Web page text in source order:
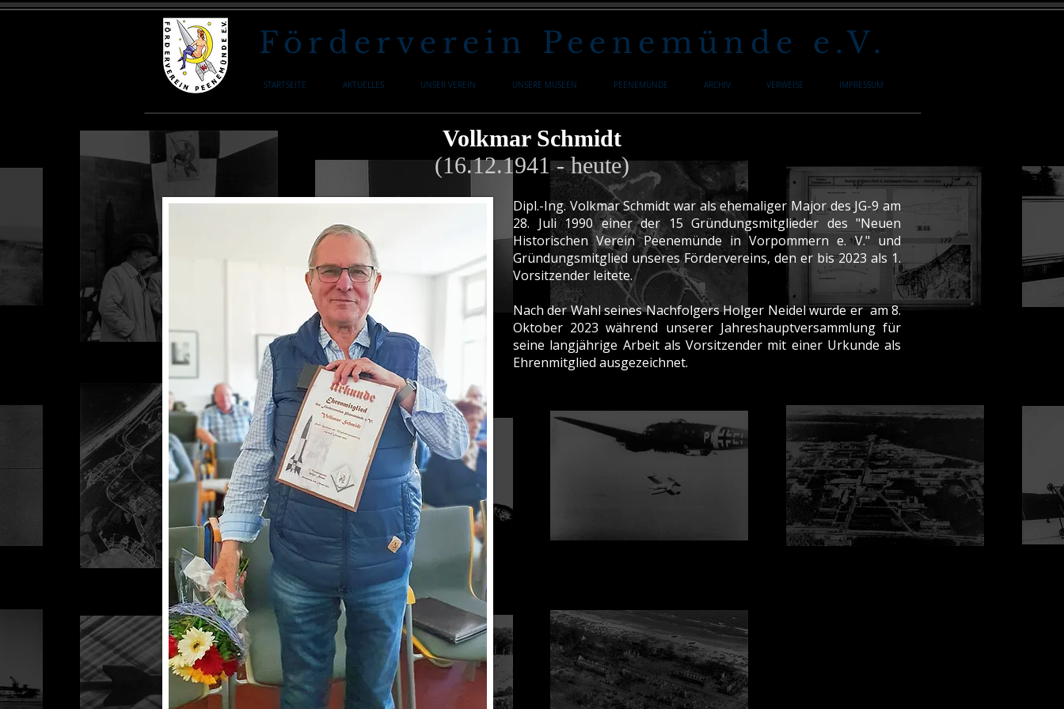
Förderverein Peenemünde e.V.
STARTSEITE AKTUELLES UNSER VEREIN UNSERE MUSEEN PEENEMÜNDE ARCHIV VERWEISE IMPRESSUM
Volkmar Schmidt
(16.12.1941 - heute)
Dipl.-Ing. Volkmar Schmidt war als ehemaliger Major des JG-9 am
28. Juli 1990 einer der 15 Gründungsmitglieder des "Neuen
Historischen Verein Peenemünde in Vorpommern e. V." und
Gründungsmitglied unseres Fördervereins, den er bis 2023 als 1.
Vorsitzender leitete.
Nach der Wahl seines Nachfolgers Holger Neidel wurde er am 8.
Oktober 2023 während unserer Jahreshauptversammlung für
seine langjährige Arbeit als Vorsitzender mit einer Urkunde als
Ehrenmitglied ausgezeichnet.